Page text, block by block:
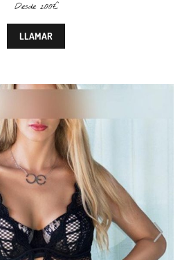
Desde 200€
LLAMAR